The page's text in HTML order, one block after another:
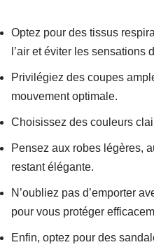
Optez pour des tissus
l’air et éviter les sensations
Privilégiez des coupes
mouvement optimale.
Choisissez des couleurs
Pensez aux robes légères,
restant élégante.
N’oubliez pas d’emporter
pour vous protéger
Enfin, optez pour des